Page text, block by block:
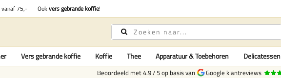
75,- Ookvers gebrande koffie!
Vers gebrande koffie Koffie Thee Apparatuur & Toebehoren Delicatessen
Beoordeeld met4.9/5op basis van Google klantreviews